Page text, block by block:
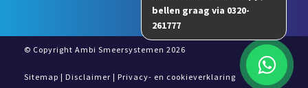
© Copyright Ambi Smeersystemen 2026
Sitemap | Disclaimer | Privacy- en cookieverklaring